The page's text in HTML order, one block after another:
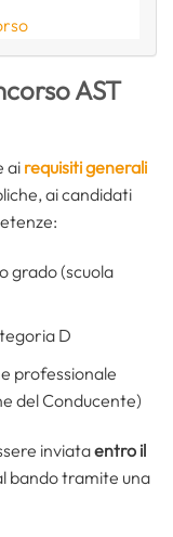
AST
ai requisiti generali
ai candidati
grado (scuola
D
professionale
del Conducente)
inviataentro il
bando tramite una